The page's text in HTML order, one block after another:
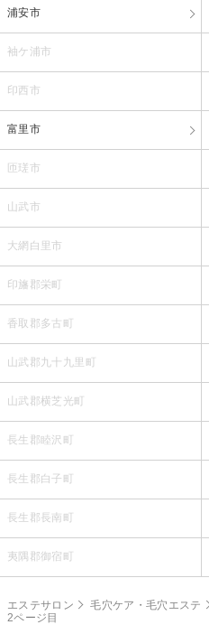
浦安市
袖ケ浦市
印西市
富里市
匝瑳市
山武市
大網白里市
印旛郡栄町
香取郡多古町
山武郡九十九里町
山武郡横芝光町
長生郡睦沢町
長生郡白子町
長生郡長南町
夷隅郡御宿町
エステサロン 毛穴ケア・毛穴エステ
2ページ目